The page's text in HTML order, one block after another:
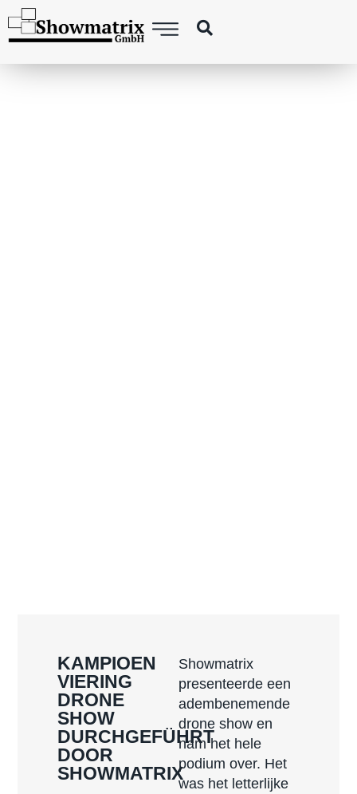
KAMPIOEN
VIERING
DRONE
SHOW
DURCHGEFÜHRT
DOOR
SHOWMATRIX
Showmatrix
presenteerde een
adembenemende
drone show en
nam het hele
podium over. Het
was het letterlijke